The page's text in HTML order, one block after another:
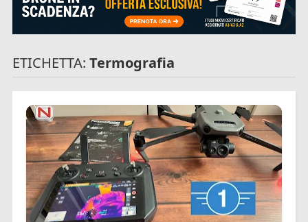
ETICHETTA:Termografia